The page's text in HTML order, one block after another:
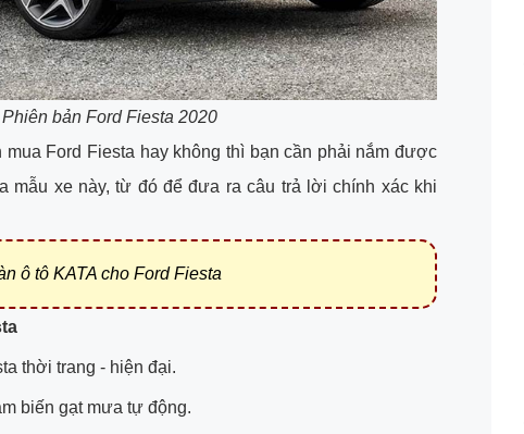
Phiên bản Ford Fiesta 2020
Ford Fiesta hay không thì bạn cần phải nắm được
mẫu xe này, từ đó để đưa ra câu trả lời chính xác khi
ô tô KATA cho Ford Fiesta
thời trang - hiện đại.
biến gạt mưa tự động.